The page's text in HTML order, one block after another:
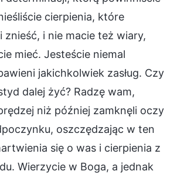
cierpienia, które
znieść, i nie macie też wiary,
mieć. Jesteście niemal
jakichkolwiek zasług. Czy
dalej żyć? Radzę wam,
niż później zamknęli oczy
oszczędzając w ten
się o was i cierpienia z
Wierzycie w Boga, a jednak